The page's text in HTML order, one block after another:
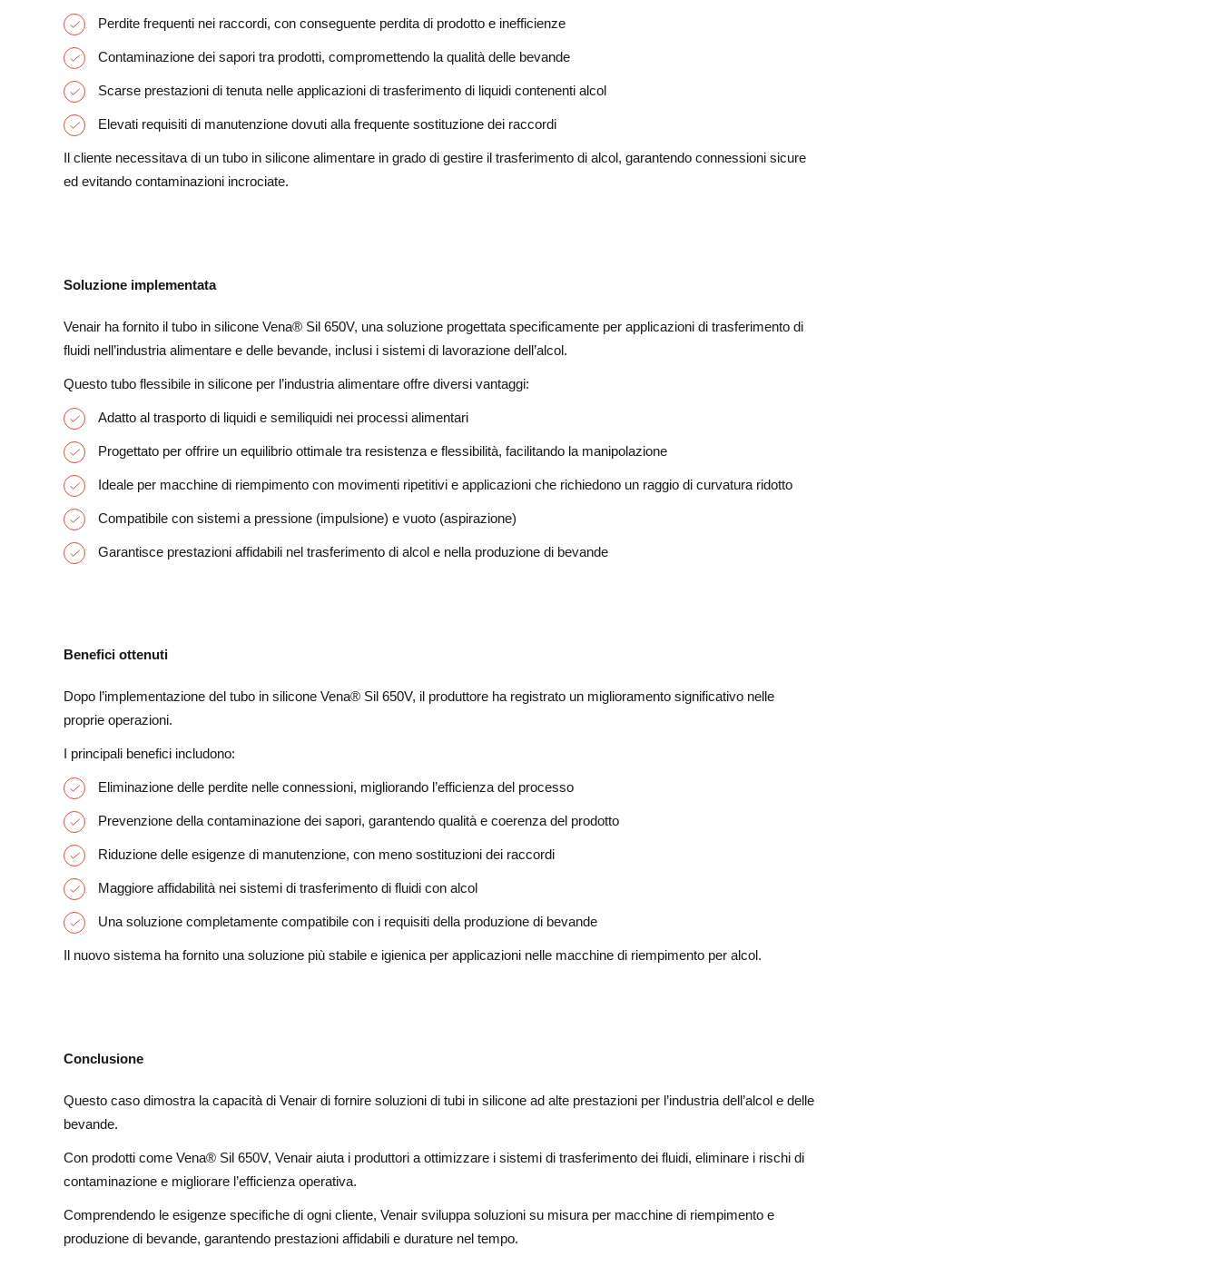
Perdite frequenti nei raccordi, con conseguente perdita di prodotto e inefficienze
Contaminazione dei sapori tra prodotti, compromettendo la qualità delle bevande
Scarse prestazioni di tenuta nelle applicazioni di trasferimento di liquidi contenenti alcol
Elevati requisiti di manutenzione dovuti alla frequente sostituzione dei raccordi
Il cliente necessitava di un tubo in silicone alimentare in grado di gestire il trasferimento di alcol, garantendo connessioni sicure
ed evitando contaminazioni incrociate.
Soluzione implementata
Venair ha fornito il tubo in silicone Vena® Sil 650V, una soluzione progettata specificamente per applicazioni di trasferimento di
fluidi nell’industria alimentare e delle bevande, inclusi i sistemi di lavorazione dell’alcol.
Questo tubo flessibile in silicone per l’industria alimentare offre diversi vantaggi:
Adatto al trasporto di liquidi e semiliquidi nei processi alimentari
Progettato per offrire un equilibrio ottimale tra resistenza e flessibilità, facilitando la manipolazione
Ideale per macchine di riempimento con movimenti ripetitivi e applicazioni che richiedono un raggio di curvatura ridotto
Compatibile con sistemi a pressione (impulsione) e vuoto (aspirazione)
Garantisce prestazioni affidabili nel trasferimento di alcol e nella produzione di bevande
Benefici ottenuti
Dopo l’implementazione del tubo in silicone Vena® Sil 650V, il produttore ha registrato un miglioramento significativo nelle
proprie operazioni.
I principali benefici includono:
Eliminazione delle perdite nelle connessioni, migliorando l’efficienza del processo
Prevenzione della contaminazione dei sapori, garantendo qualità e coerenza del prodotto
Riduzione delle esigenze di manutenzione, con meno sostituzioni dei raccordi
Maggiore affidabilità nei sistemi di trasferimento di fluidi con alcol
Una soluzione completamente compatibile con i requisiti della produzione di bevande
Il nuovo sistema ha fornito una soluzione più stabile e igienica per applicazioni nelle macchine di riempimento per alcol.
Conclusione
Questo caso dimostra la capacità di Venair di fornire soluzioni di tubi in silicone ad alte prestazioni per l’industria dell’alcol e delle
bevande.
Con prodotti come Vena® Sil 650V, Venair aiuta i produttori a ottimizzare i sistemi di trasferimento dei fluidi, eliminare i rischi di
contaminazione e migliorare l’efficienza operativa.
Comprendendo le esigenze specifiche di ogni cliente, Venair sviluppa soluzioni su misura per macchine di riempimento e
produzione di bevande, garantendo prestazioni affidabili e durature nel tempo.